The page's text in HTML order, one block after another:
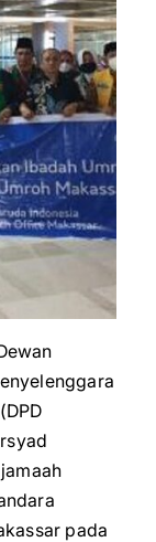
pada